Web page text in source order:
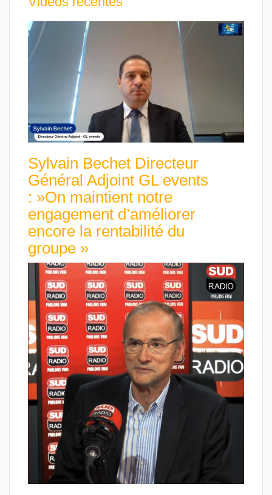
Sylvain Bechet Directeur
Général Adjoint GL events
: »On maintient notre
engagement d’améliorer
encore la rentabilité du
groupe »